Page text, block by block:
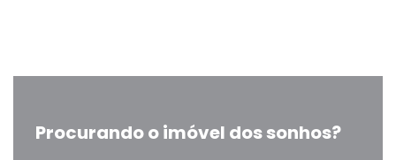
Procurando o imóvel dos sonhos?